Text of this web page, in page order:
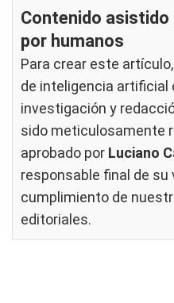
Contenido
por humanos
Para crear este
de inteligencia
investigación y
sido meticulosamente
aprobado por Luciano
responsable final de su
cumplimiento de
editoriales.